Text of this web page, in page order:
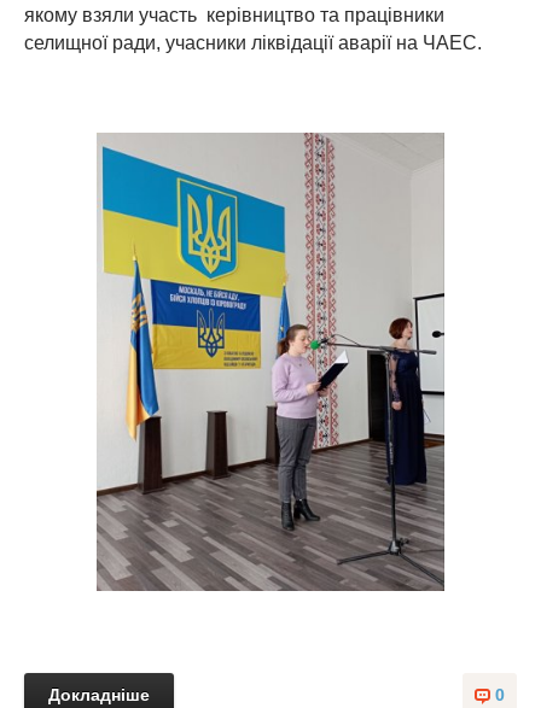
якому взяли участь керівництво та працівники
селищної ради, учасники ліквідації аварії на ЧАЕС.
0
Докладніше